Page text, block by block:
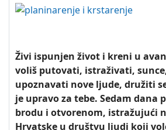
Živi ispunjen život i kreni u
voliš putovati, istraživati,
upoznavati nove ljude, družiti
je upravo za tebe. Sedam dana
brodu i otvorenom, istražujući
Hrvatske u društvu ljudi koji